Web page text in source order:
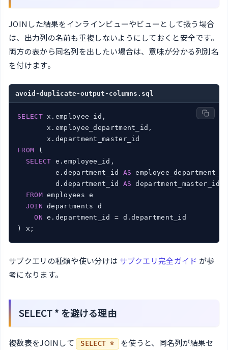
JOINした結果をインラインビューやビューとして扱う場合
は、出力列の名前も重複しないようにしておくと安全です。
両方の表から同名列を出したい場合は、意味が分かる列別名
を付けます。
avoid-duplicate-output-columns.sql
SELECT x.employee_id,
       x.employee_department_id,
FROM (
SELECT e.employee_id,
         e.department_id
AS
         d.department_id
AS department_master_id
FROM employees e
JOIN departments d
ON e.department_id = d.department_id
) x;
サブクエリの種類や使い分けは サブクエリ完全ガイド が参
考になります。
SELECT * を避ける理由
複数表をJOINして SELECT *
を使うと、同名列が結果セ